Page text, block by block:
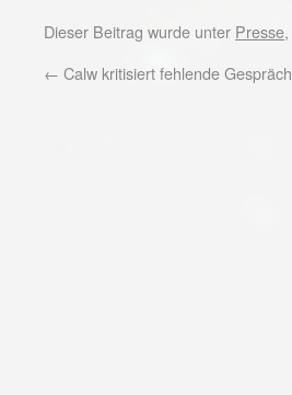
Dieser Beitrag wurde unter Presse,
← Calw kritisiert fehlende